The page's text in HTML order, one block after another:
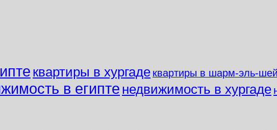
квартиры в хургаде квартиры в шарм-эль-
в египте недвижимость в хургаде